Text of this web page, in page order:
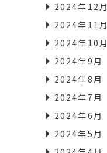
2024年12月
2024年11月
2024年10月
2024年9月
2024年8月
2024年7月
2024年6月
2024年5月